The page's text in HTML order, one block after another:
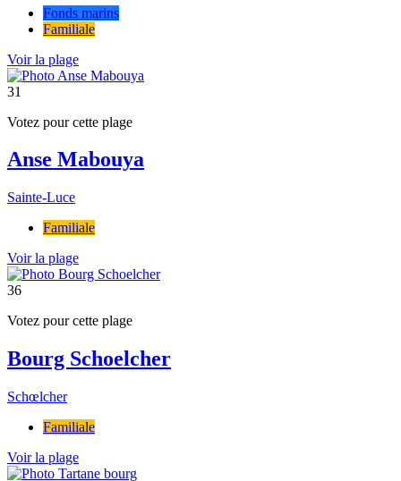
Fonds marins
Familiale
Voir la plage
31
Votez pour cette plage
Anse Mabouya
Sainte-Luce
Familiale
Voir la plage
36
Votez pour cette plage
Bourg Schoelcher
Schœlcher
Familiale
Voir la plage